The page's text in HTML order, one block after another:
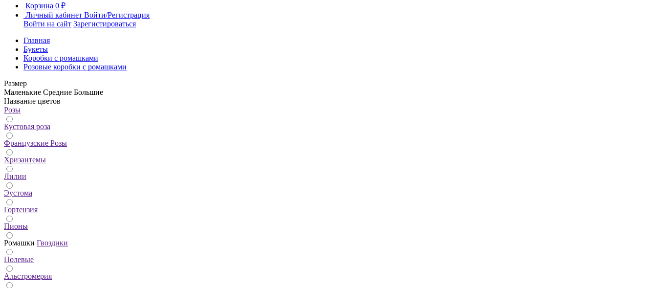
Корзина 0 ₽
Личный кабинет Войти/Регистрация
Войти на сайт Зарегистироваться
Главная
Букеты
Коробки с ромашками
Розовые коробки с ромашками
Размер
Маленькие Средние Большие
Название цветов
Розы
Кустовая роза
Французские Розы
Хризантемы
Лилии
Эустома
Гортензия
Пионы
Ромашки Гвоздики
Полевые
Альстромерия